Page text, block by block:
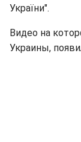
України".
Видео на
Украины,